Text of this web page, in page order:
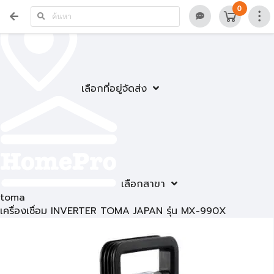
เลือกที่อยู่จัดส่ง
เลือกสาขา
0
toma
เครื่องเชื่อม INVERTER TOMA JAPAN รุ่น MX-990X